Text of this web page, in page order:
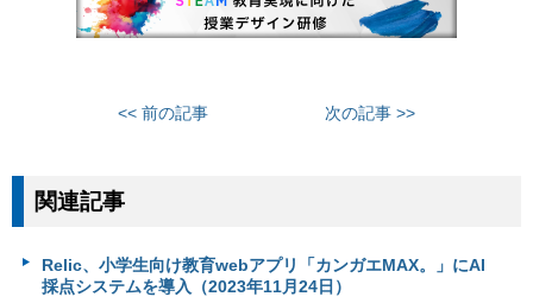
<< 前の記事 次の記事 >>
関連記事
Relic、小学生向け教育webアプリ「カンガエMAX。」にAI
採点システムを導入（2023年11月24日）